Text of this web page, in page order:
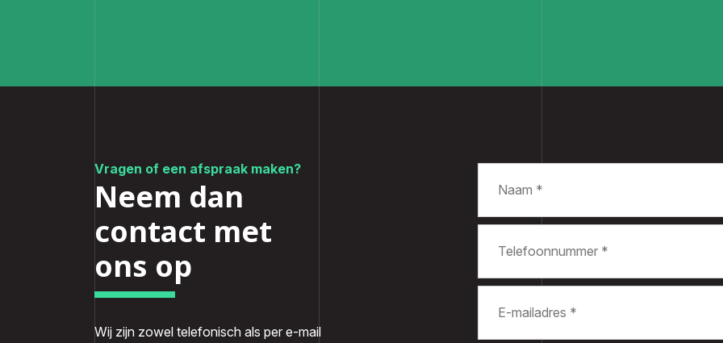
Vragen of een afspraak maken?
Neem dan
contact met
ons op
Wij zijn zowel telefonisch als per e-mail
mailadres *